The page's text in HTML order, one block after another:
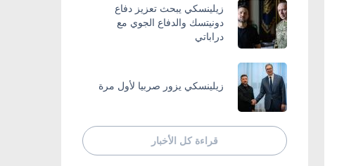
زيلينسكي يبحث تعزيز دفاع
دونيتسك والدفاع الجوي مع
دراباتي
زيلينسكي يزور صربيا لأول مرة
قراءة كل الأخبار